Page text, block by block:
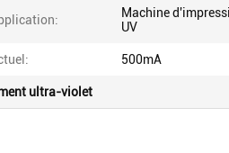
Machine
UV
500mA
ultra-violet